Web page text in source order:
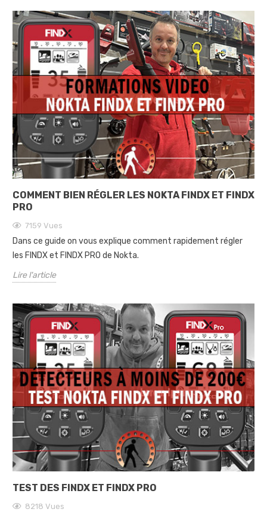
COMMENT BIEN RÉGLER LES NOKTA FINDX ET FINDX
PRO
7159 Vues
Dans ce guide on vous explique comment rapidement régler
les FINDX et FINDX PRO de Nokta.
Lire l'article
TEST DES FINDX ET FINDX PRO
8218 Vues